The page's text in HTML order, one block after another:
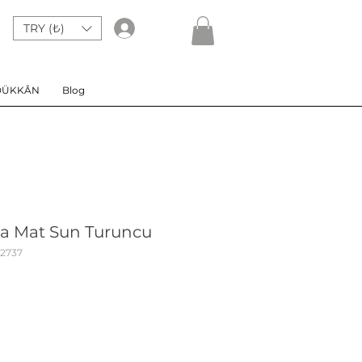
TRY (₺)
Blog
Mat Sun Turuncu